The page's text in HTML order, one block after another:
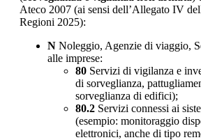
Ateco 2007 (ai sensi dell’Allegato IV
Regioni 2025):
N Noleggio, Agenzie di viaggio,
alle imprese:
80 Servizi di vigilanza e
di sorveglianza,
sorveglianza di edifici);
80.2 Servizi connessi ai
(esempio: monitoraggio
elettronici, anche di tipo